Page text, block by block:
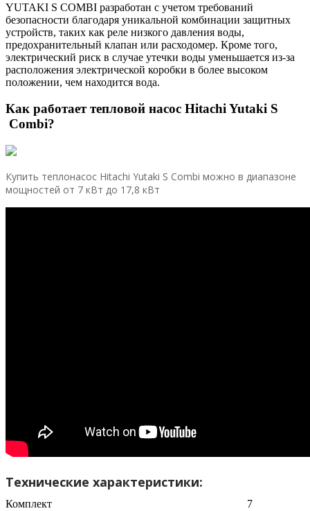
YUTAKI S COMBI разработан с учетом требований
безопасности благодаря уникальной комбинации защитных
устройств, таких как реле низкого давления воды,
предохранительный клапан или расходомер. Кроме того,
электрический риск в случае утечки воды уменьшается из-за
расположения электрической коробки в более высоком
положении, чем находится вода.
Как работает тепловой насос Hitachi Yutaki S
Combi?
Купить теплонасос Hitachi Yutaki S Combi можно в диапазоне
мощностей от 7 кВт до 17,8 кВт
Технические характеристики:
Комплект
7